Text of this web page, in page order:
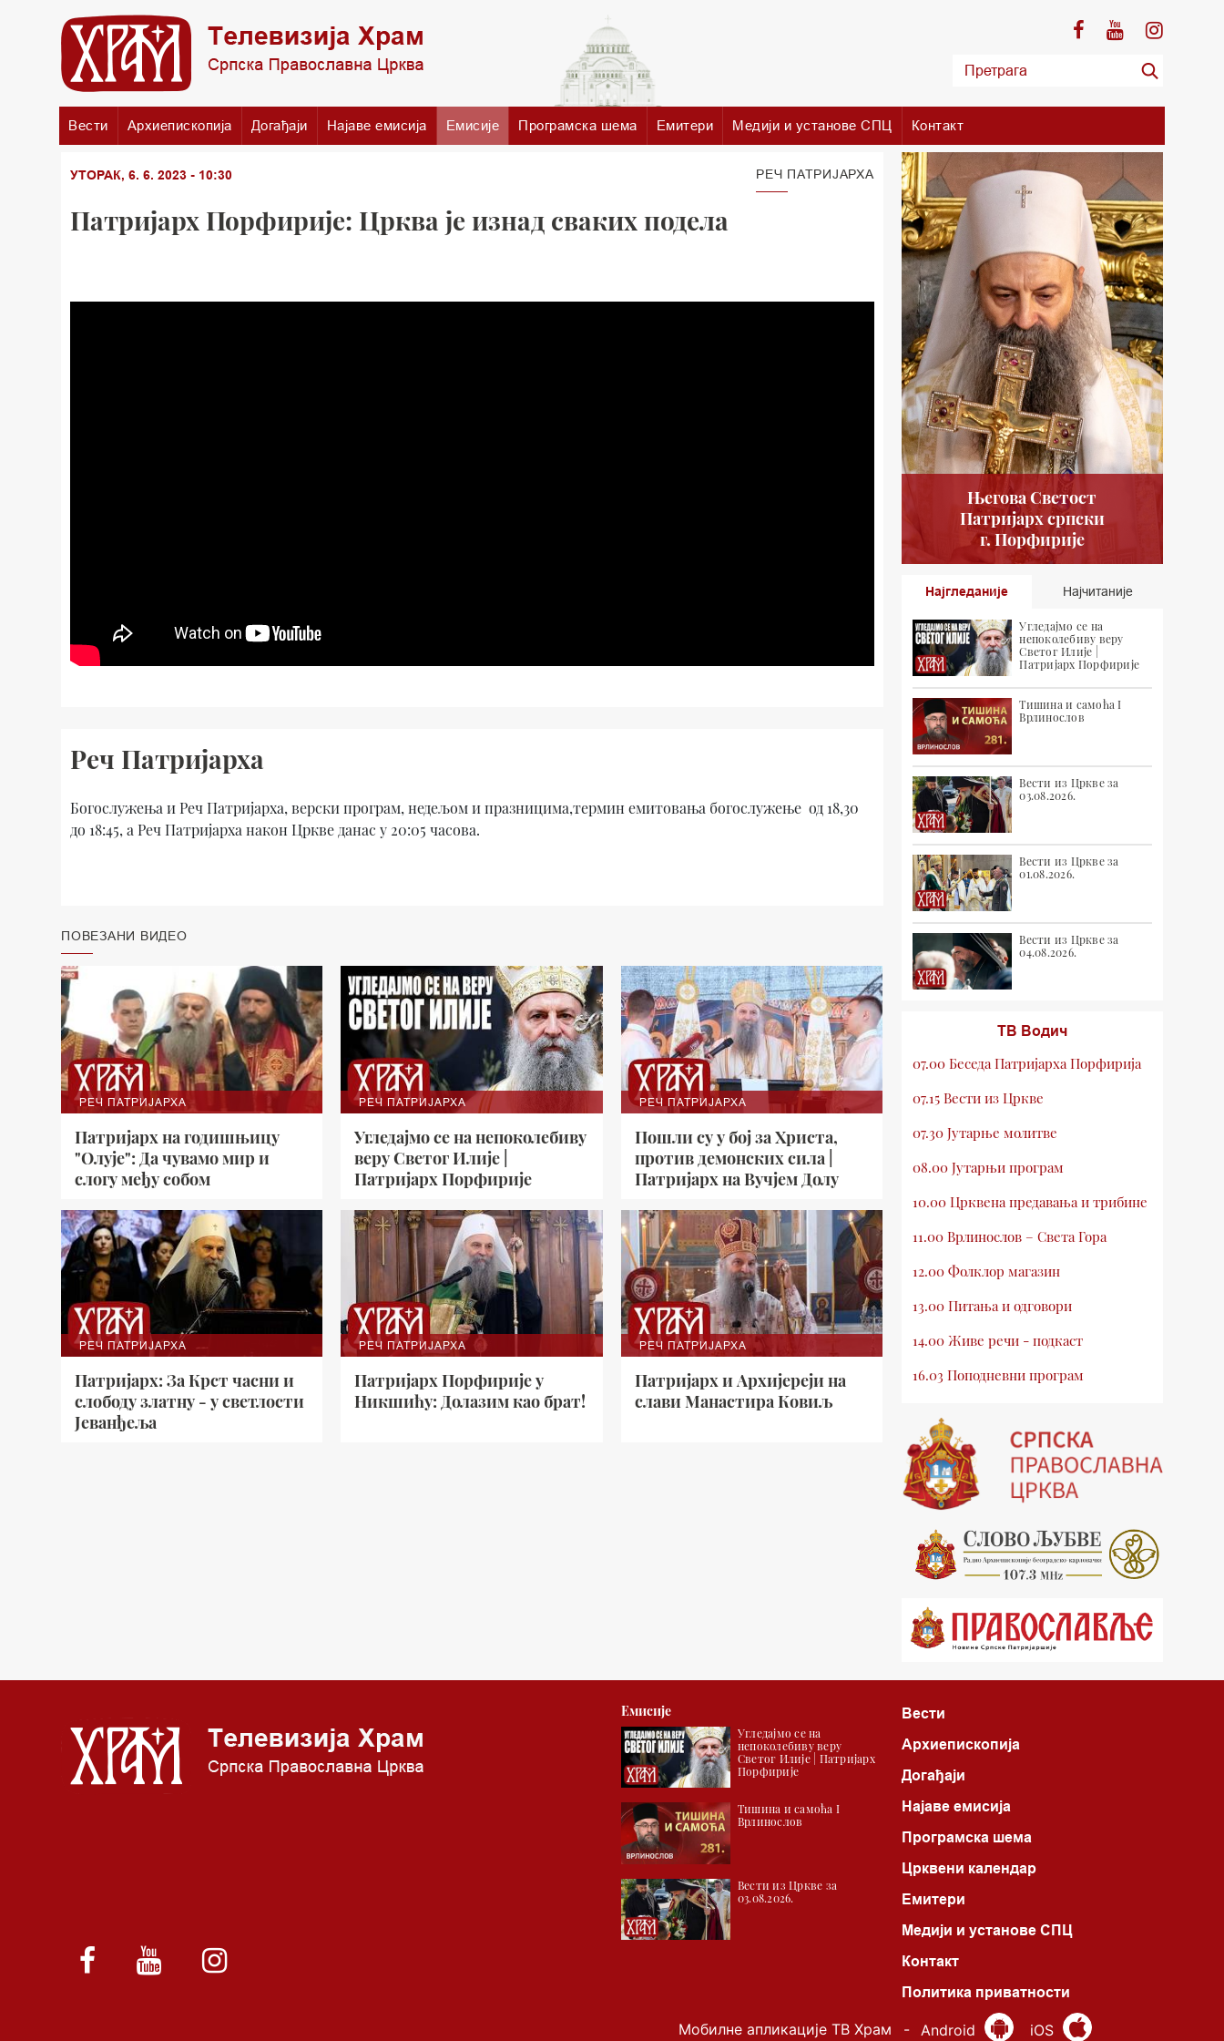
Вести Архиепископија Догађаји Најаве емисија Емисије Програмска шема Емитери Медији и установе СПЦ Контакт
УТОРАК, 6. 6. 2023 - 10:30 РЕЧ ПАТРИЈАРХА
Патријарх Порфирије: Црква је изнад сваких подела
Реч Патријарха
Богослужења и Реч Патријарха, верски програм, недељом и празницима,термин емитовања богослужење од 18,30
до 18:45, а Реч Патријарха након Цркве данас у 20:05 часова.
ПОВЕЗАНИ ВИДЕО
РЕЧ ПАТРИЈАРХА
Патријарх на годишњицу
"Олује": Да чувамо мир и
слогу међу собом
РЕЧ ПАТРИЈАРХА
Угледајмо се на непоколебиву
веру Светог Илије |
Патријарх Порфирије
РЕЧ ПАТРИЈАРХА
Пошли су у бој за Христа,
против демонских сила |
Патријарх на Вучјем Долу
РЕЧ ПАТРИЈАРХА
Патријарх: За Крст часни и
слободу златну - у светлости
Јеванђеља
РЕЧ ПАТРИЈАРХА
Патријарх Порфирије у
Никшићу: Долазим као брат!
РЕЧ ПАТРИЈАРХА
Патријарх и Архијереји на
слави Манастира Ковиљ
Његова Светост
Патријарх српски
г. Порфирије
Најгледаније Најчитаније
Угледајмо се на
непоколебиву веру
Светог Илије |
Патријарх Порфирије
Тишина и самоћа I
Врлинослов
Вести из Цркве за
03.08.2026.
Вести из Цркве за
01.08.2026.
Вести из Цркве за
04.08.2026.
ТВ Водич
07.00 Беседа Патријарха Порфирија
07.15 Вести из Цркве
07.30 Јутарње молитве
08.00 Јутарњи програм
10.00 Црквена предавања и трибине
11.00 Врлинослов – Света Гора
12.00 Фолклор магазин
13.00 Питања и одговори
14.00 Живе речи - подкаст
16.03 Поподневни програм
19.03 Атлас памћења
19.30 Вечерње молитве
20.00 Вести из Цркве
20.15 Реч архијереја
20.30 Млади у Цркви
21.03 Гугл пита
22.03 Црквена предавања и трибине
00.03 Гугл пита
01.03 Живе речи - подкаст
*најважније вести емитујемо на
Емисије
Угледајмо се на
непоколебиву веру
Светог Илије | Патријарх
Порфирије
Тишина и самоћа I
Врлинослов
Вести из Цркве за
03.08.2026.
Вести
Архиепископија
Догађаји
Најаве емисија
Програмска шема
Црквени календар
Емитери
Медији и установе СПЦ
Контакт
Политика приватности
Мобилне апликације ТВ Храм - Android iOS